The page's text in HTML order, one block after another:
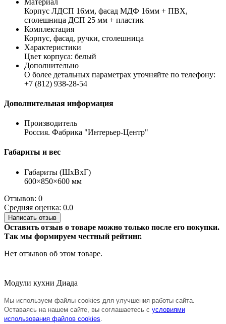
Корпус ЛДСП 16мм, фасад МДФ 16мм + ПВХ,
столешница ДСП 25 мм + пластик
Комплектация
Корпус, фасад, ручки, столешница
Характеристики
Цвет корпуса: белый
Дополнительно
О более детальных параметрах уточняйте по телефону:
+7 (812) 938-28-54
Дополнительная информация
Производитель
Россия. Фабрика "Интерьер-Центр"
Габариты и вес
Габариты (ШхВхГ)
600×850×600 мм
Отзывов: 0
Средняя оценка: 0.0
Написать отзыв
Оставить отзыв о товаре можно только после его покупки.
Так мы формируем честный рейтинг.
Нет отзывов об этом товаре.
Модули кухни Диада
Мы используем файлы cookies для улучшения работы сайта.
Оставаясь на нашем сайте, вы соглашаетесь с условиями
использования файлов cookies